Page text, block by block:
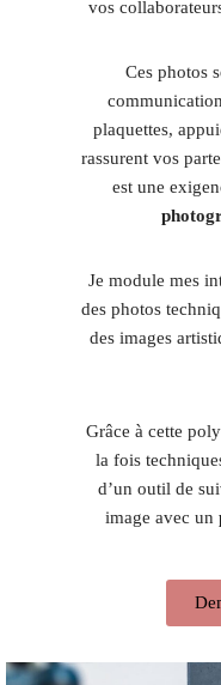
vos
Ces photos
plaquettes,
rassurent vos
est une
Je module mes
des photos
des images
Grâce à cette
la fois
d’un outil de
image avec un